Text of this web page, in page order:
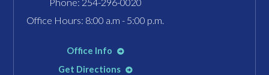
Office Hours: 8:00 a.m - 5:00 p.m.
Office Info
Get Directions